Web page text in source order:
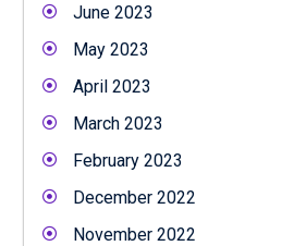
June 2023
May 2023
April 2023
March 2023
February 2023
December 2022
November 2022